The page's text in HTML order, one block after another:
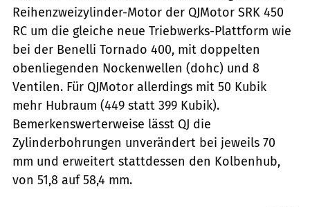
Reihenzweizylinder-Motor der QJMotor SRK 450
RC um die gleiche neue Triebwerks-Plattform wie
bei der Benelli Tornado 400, mit doppelten
obenliegenden Nockenwellen (dohc) und 8
Ventilen. Für QJMotor allerdings mit 50 Kubik
mehr Hubraum (449 statt 399 Kubik).
Bemerkenswerterweise lässt QJ die
Zylinderbohrungen unverändert bei jeweils 70
mm und erweitert stattdessen den Kolbenhub,
von 51,8 auf 58,4 mm.